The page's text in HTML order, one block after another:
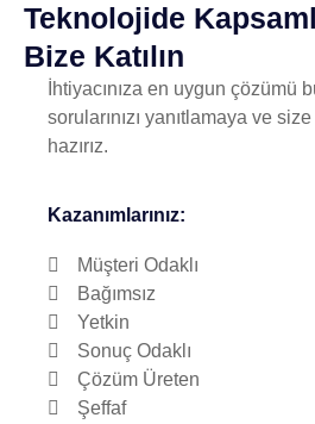
Teknolojide
Bize Katılın
İhtiyacınıza en uygun çözümü
sorularınızı yanıtlamaya ve
hazırız.
Kazanımlarınız:
Müşteri Odaklı
Bağımsız
Yetkin
Sonuç Odaklı
Çözüm Üreten
Şeffaf